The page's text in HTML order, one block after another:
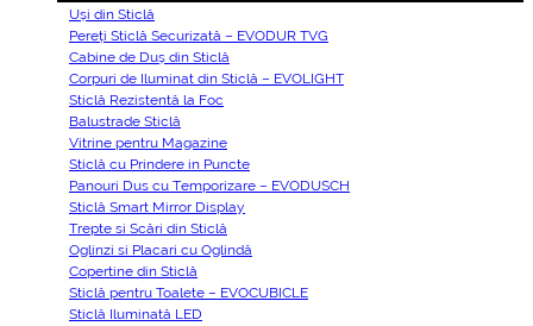
Uși din Sticlă
Pereți Sticlă Securizată – EVODUR TVG
Cabine de Duș din Sticlă
Corpuri de Iluminat din Sticlă – EVOLIGHT
Sticlă Rezistentă la Foc
Balustrade Sticlă
Vitrine pentru Magazine
Sticlă cu Prindere in Puncte
Panouri Dus cu Temporizare – EVODUSCH
Sticlă Smart Mirror Display
Trepte si Scări din Sticlă
Oglinzi si Placari cu Oglindă
Copertine din Sticlă
Sticlă pentru Toalete – EVOCUBICLE
Sticlă Iluminată LED